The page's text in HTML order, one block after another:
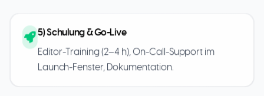
5) Schulung & Go-Live
Editor-Training (2–4 h), On-Call-Support im
Launch-Fenster, Dokumentation.